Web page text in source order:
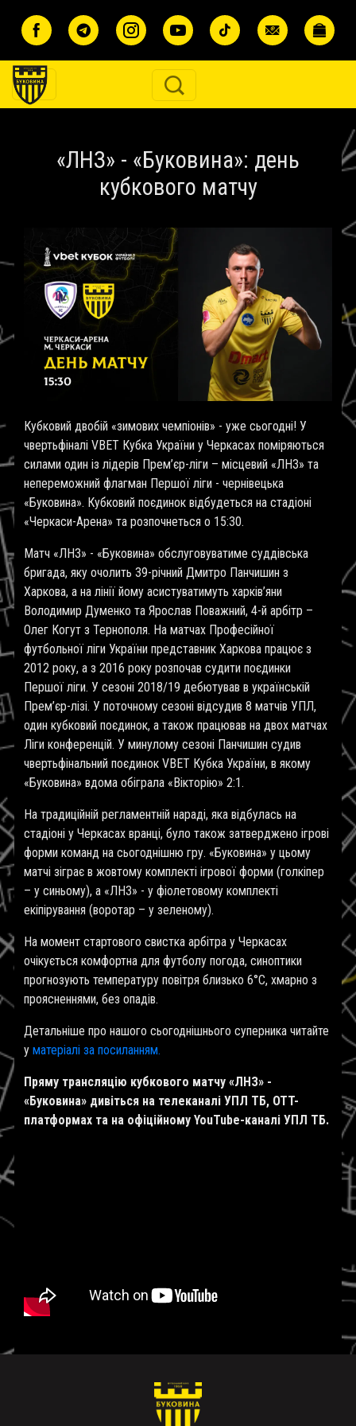
«ЛНЗ» - «Буковина»: день
кубкового матчу
Кубковий двобій «зимових чемпіонів» - уже сьогодні! У
чвертьфіналі VBET Кубка України у Черкасах поміряються
силами один із лідерів Прем’єр-ліги – місцевий «ЛНЗ» та
непереможний флагман Першої ліги - чернівецька
«Буковина». Кубковий поєдинок відбудеться на стадіоні
«Черкаси-Арена» та розпочнеться о 15:30.
Матч «ЛНЗ» - «Буковина» обслуговуватиме суддівська
бригада, яку очолить 39-річний Дмитро Панчишин з
Харкова, а на лінії йому асистуватимуть харків’яни
Володимир Думенко та Ярослав Поважний, 4-й арбітр –
Олег Когут з Тернополя. На матчах Професійної
футбольної ліги України представник Харкова працює з
2012 року, а з 2016 року розпочав судити поєдинки
Першої ліги. У сезоні 2018/19 дебютував в українській
Прем’єр-лізі. У поточному сезоні відсудив 8 матчів УПЛ,
один кубковий поєдинок, а також працював на двох матчах
Ліги конференцій. У минулому сезоні Панчишин судив
чвертьфінальний поєдинок VBET Кубка України, в якому
«Буковина» вдома обіграла «Вікторію» 2:1.
На традиційній регламентній нараді, яка відбулась на
стадіоні у Черкасах вранці, було також затверджено ігрові
форми команд на сьогоднішню гру. «Буковина» у цьому
матчі зіграє в жовтому комплекті ігрової форми (голкіпер
– у синьому), а «ЛНЗ» - у фіолетовому комплекті
екіпірування (воротар – у зеленому).
На момент стартового свистка арбітра у Черкасах
очікується комфортна для футболу погода, синоптики
прогнозують температуру повітря близько 6°С, хмарно з
проясненнями, без опадів.
Детальніше про нашого сьогоднішнього суперника читайте
у матеріалі за посиланням.
Пряму трансляцію кубкового матчу «ЛНЗ» -
«Буковина» дивіться на телеканалі УПЛ ТБ, OTT-
платформах та на офіційному YouTube-каналі УПЛ ТБ.